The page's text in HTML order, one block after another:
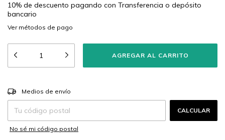
10% de descuento pagando con Transferencia o depósito
bancario
Ver más detalles
Entregas para el CP:
Medios de envío
CALCULAR
No sé mi código postal